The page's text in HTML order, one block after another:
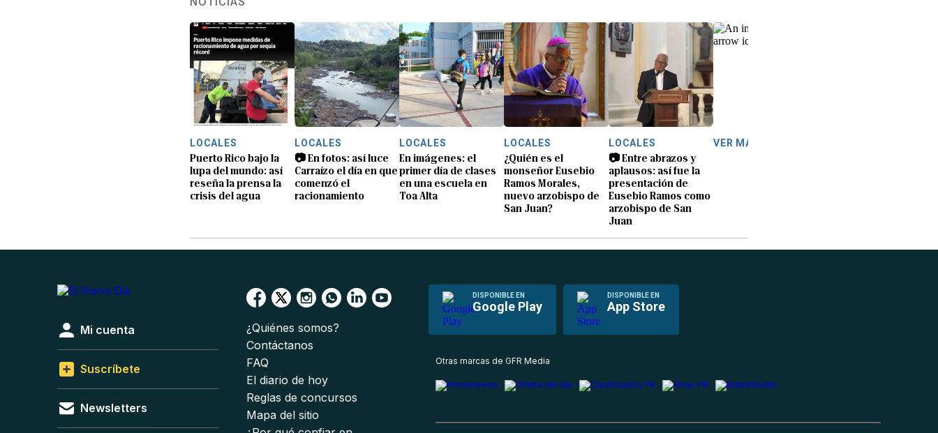
LOCALES
Puerto Rico bajo la
lupa del mundo: así
reseña la prensa la
crisis del agua
LOCALES
📷 En fotos: así luce
Carraízo el día en que
comenzó el
racionamiento
LOCALES
En imágenes: el
primer día de clases
en una escuela en
Toa Alta
LOCALES
¿Quién es el
monseñor Eusebio
Ramos Morales,
nuevo arzobispo de
San Juan?
LOCALES
📷 Entre abrazos y
aplausos: así fue la
presentación de
Eusebio Ramos como
arzobispo de San
Juan
VER MÁS
DISPONIBLE EN
Google Play
DISPONIBLE EN
App Store
Mi cuenta
Suscríbete
Newsletters
¿Quiénes somos?
Contáctanos
FAQ
El diario de hoy
Reglas de concursos
Mapa del sitio
Otras marcas de GFR Media